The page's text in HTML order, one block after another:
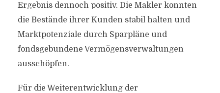
Ergebnis dennoch positiv. Die Makler konnten
die Bestände ihrer Kunden stabil halten und
Marktpotenziale durch Sparpläne und
fondsgebundene Vermögensverwaltungen
ausschöpfen.
Für die Weiterentwicklung der